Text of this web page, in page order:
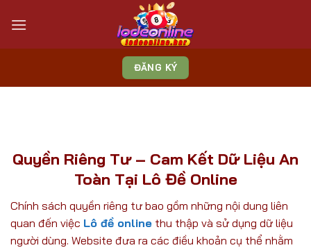
qua
ĐĂNG KÝ
Quyền Riêng Tư – Cam Kết Dữ Liệu An
Toàn Tại Lô Đề Online
Chính sách quyền riêng tư bao gồm những nội dung liên
quan đến việc Lô đề online thu thập và sử dụng dữ liệu
người dùng. Website đưa ra các điều khoản cụ thể nhằm